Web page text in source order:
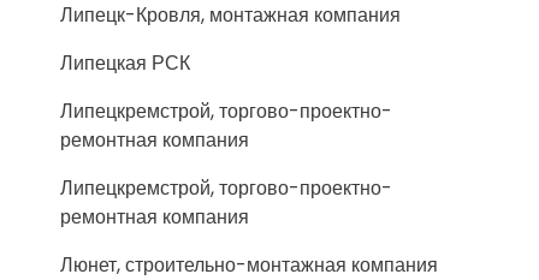
Липецк-Кровля, монтажная компания
Липецкая РСК
Липецкремстрой, торгово-проектно-
ремонтная компания
Липецкремстрой, торгово-проектно-
ремонтная компания
Люнет, строительно-монтажная компания